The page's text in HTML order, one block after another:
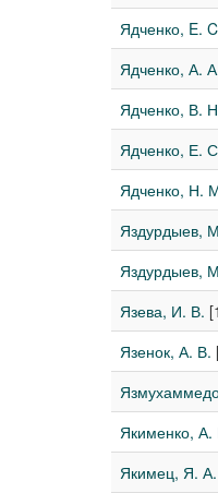
Ядченко, E.
Ядченко, А.
Ядченко, В.
Ядченко, Е.
Ядченко, Н.
Яздурдыев,
Яздурдыев,
Язева, И. В.
Язенок, А. В.
Якименко, А.
Якимец, Я. А.